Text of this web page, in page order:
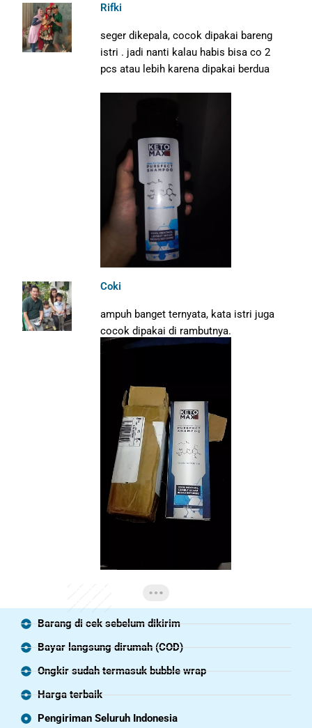
Rifki
seger dikepala, cocok dipakai bareng
istri . jadi nanti kalau habis bisa co 2
pcs atau lebih karena dipakai berdua
Coki
ampuh banget ternyata, kata istri juga
cocok dipakai di rambutnya.
Barang di cek sebelum dikirim
Bayar langsung dirumah (COD)
Ongkir sudah termasuk bubble wrap
Harga terbaik
Pengiriman Seluruh Indonesia